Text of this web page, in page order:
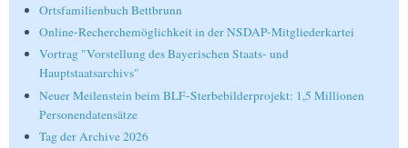
Ortsfamilienbuch Bettbrunn
Online-Recherchemöglichkeit in der NSDAP-Mitgliederkartei
Vortrag "Vorstellung des Bayerischen Staats- und
Hauptstaatsarchivs"
Neuer Meilenstein beim BLF-Sterbebilderprojekt: 1,5 Millionen
Personendatensätze
Tag der Archive 2026